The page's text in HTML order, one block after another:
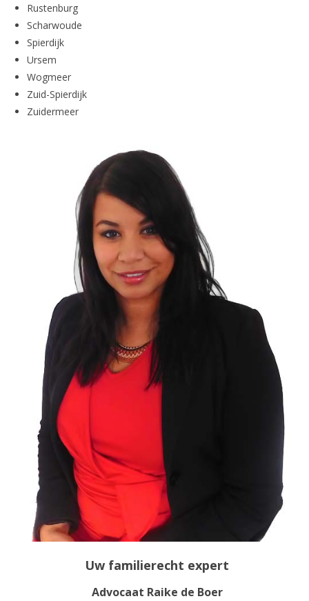
Rustenburg
Scharwoude
Spierdijk
Ursem
Wogmeer
Zuid-Spierdijk
Zuidermeer
Uw familierecht expert
Advocaat Raike de Boer